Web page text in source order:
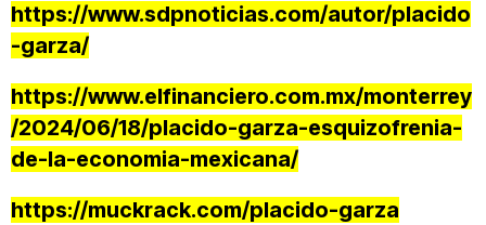
https://www.sdpnoticias.com/autor/placido
-garza/
https://www.elfinanciero.com.mx/monterrey
/2024/06/18/placido-garza-esquizofrenia-
de-la-economia-mexicana/
https://muckrack.com/placido-garza